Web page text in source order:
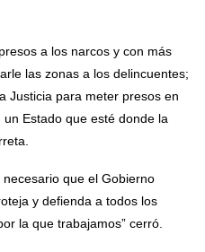
a los narcos y con más
las zonas a los delincuentes;
Justicia para meter presos en
Estado que esté donde la
que el Gobierno
y defienda a todos los
la que trabajamos” cerró.